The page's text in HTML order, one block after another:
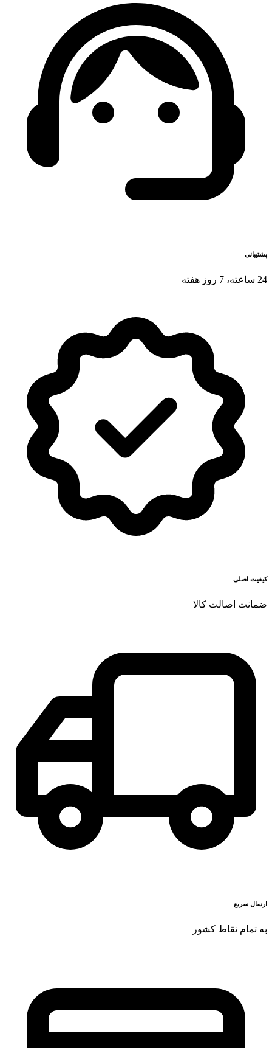
پشتیبانی
24 ساعته، 7 روز هفته
کیفیت اصلی
ضمانت اصالت کالا
ارسال سریع
به تمام نقاط کشور